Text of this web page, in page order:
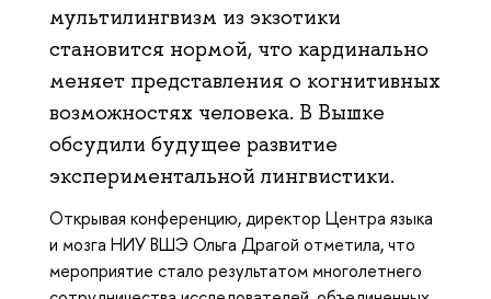
мультилингвизм из экзотики
становится нормой, что кардинально
меняет представления о когнитивных
возможностях человека. В Вышке
обсудили будущее развитие
экспериментальной лингвистики.
Открывая конференцию, директор Центра языка
и мозга НИУ ВШЭ Ольга Драгой отметила, что
мероприятие стало результатом многолетнего